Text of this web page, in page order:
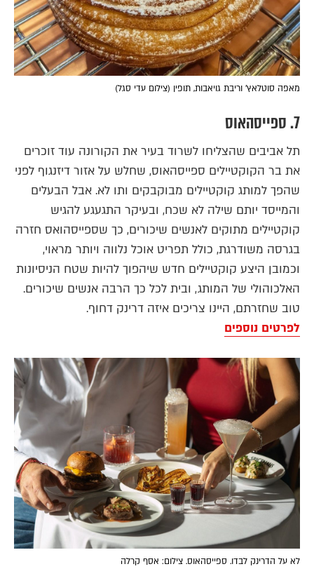
מאפה סוטלאץ' וריבת גויאבות, תופין (צילום עדי סגל)
7. ספייסהאוס
תל אביבים שהצליחו לשרוד בעיר את הקורונה עוד זוכרים
את בר הקוקטיילים ספייסהאוס, שחלש על אזור דיזנגוף לפני
שהפך למותג קוקטיילים מבוקבקים ותו לא. אבל הבעלים
והמייסד יותם שילה לא שכח, ובעיקר התגעגע להגיש
קוקטיילים מתוקים לאנשים שיכורים, כך שספייסהואס חזרה
בגרסה משודרגת, כולל תפריט אוכל נלווה ויותר מראוי,
וכמובן היצע קוקטיילים חדש שיהפוך להיות שטח הניסיונות
האלכוהולי של המותג, ובית לכל כך הרבה אנשים שיכורים.
טוב שחזרתם, היינו צריכים איזה דרינק דחוף.
לפרטים נוספים
לא על הדרינק לבדו. ספייסהאוס. צילום: אסף קרלה